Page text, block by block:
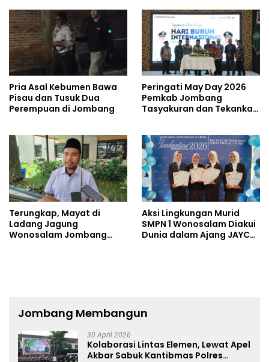
Pria Asal Kebumen Bawa
Pisau dan Tusuk Dua
Perempuan di Jombang
Peringati May Day 2026
Pemkab Jombang
Tasyakuran dan Tekankan
Terungkap, Mayat di
Ladang Jagung
Wonosalam Jombang
Aksi Lingkungan Murid
SMPN 1 Wonosalam Diakui
Dunia dalam Ajang JAYCA
Jombang Membangun
30 April 2026
Kolaborasi Lintas Elemen, Lewat Apel
Akbar Sabuk Kantibmas Polres